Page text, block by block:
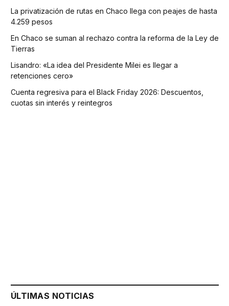
La privatización de rutas en Chaco llega con peajes de hasta
4.259 pesos
En Chaco se suman al rechazo contra la reforma de la Ley de
Tierras
Lisandro: «La idea del Presidente Milei es llegar a
retenciones cero»
Cuenta regresiva para el Black Friday 2026: Descuentos,
cuotas sin interés y reintegros
ÚLTIMAS NOTICIAS